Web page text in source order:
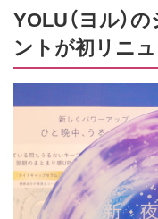
YOLU（ヨル）
ントが初リニ